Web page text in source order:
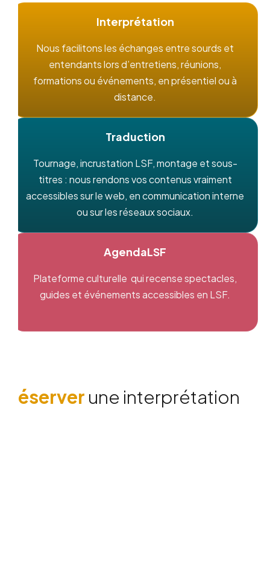
Interprétation
Nous facilitons les échanges entre sourds et
entendants lors d’entretiens, réunions,
formations ou événements, en présentiel ou à
distance.
Traduction
Tournage, incrustation LSF, montage et sous-
titres : nous rendons vos contenus vraiment
accessibles sur le web, en communication interne
ou sur les réseaux sociaux.
AgendaLSF
Plateforme culturelle qui recense spectacles,
guides et événements accessibles en LSF.
éserver une interprétation